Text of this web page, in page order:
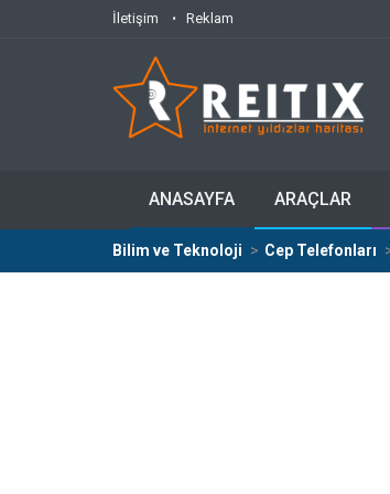
İletişim Reklam
ANASAYFA ARAÇLAR
Bilim ve Teknoloji Cep Telefonları